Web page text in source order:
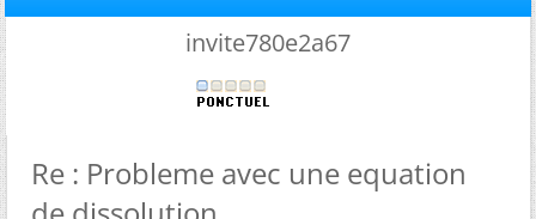
invite780e2a67
Re : Probleme avec une equation